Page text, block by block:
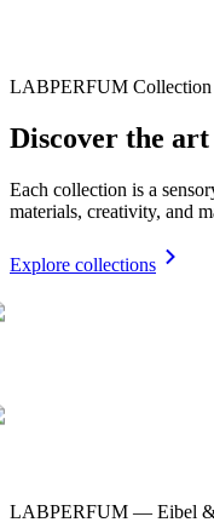
LABPERFUM Collection
Discover the
Each collection is a
materials, creativity, and
Explore collections
LABPERFUM — Eibel